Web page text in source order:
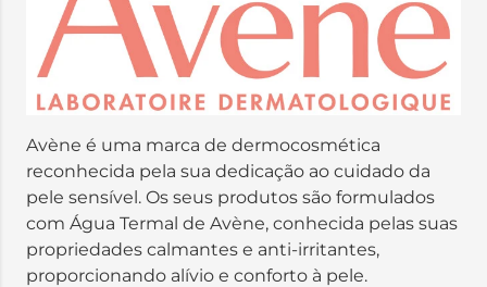
Avène é uma marca de dermocosmética
reconhecida pela sua dedicação ao cuidado da
pele sensível. Os seus produtos são formulados
com Água Termal de Avène, conhecida pelas suas
propriedades calmantes e anti-irritantes,
proporcionando alívio e conforto à pele.